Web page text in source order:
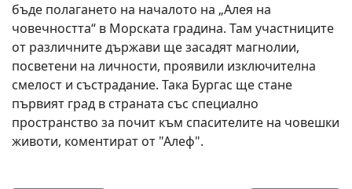
бъде полагането на началото на „Алея на
човечността“ в Морската градина. Там участниците
от различните държави ще засадят магнолии,
посветени на личности, проявили изключителна
смелост и състрадание. Така Бургас ще стане
първият град в страната със специално
пространство за почит към спасителите на човешки
животи, коментират от "Алеф".